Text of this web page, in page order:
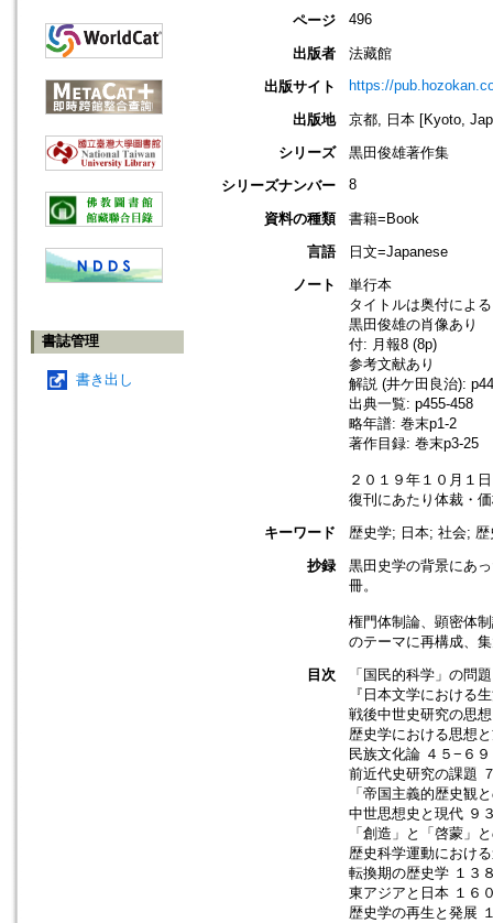
書誌管理
書き出し
ページ 496
出版者
法藏館
出版サイト
https://
出版地
京都, 日本 [Kyoto,
シリーズ
黒田俊雄著作集
シリーズナンバー
8
資料の種類
書籍=Book
言語
日文=Japanese
ノート
単行本
タイトルは奥付による
黒田俊雄の肖像あり
付: 月報8 (8p)
参考文献あり
解説 (井ケ田良治):
出典一覧: p455-458
略年譜: 巻末p1-2
著作目録: 巻末p3-25
２０１９年１０月１
復刊にあたり体裁・
キーワード
歴史学; 日本; 社会;
抄録
黒田史学の背景にあ
冊。
権門体制論、顕密体
のテーマに再構成、
目次
「国民的科学」の問
『日本文学における
戦後中世史研究の思
歴史学における思想
民族文化論 ４５−６９
前近代史研究の課題
「帝国主義的歴史観
中世思想史と現代 ９
「創造」と「啓蒙」
歴史科学運動におけ
転換期の歴史学 １３
東アジアと日本 １６
歴史学の再生と発展